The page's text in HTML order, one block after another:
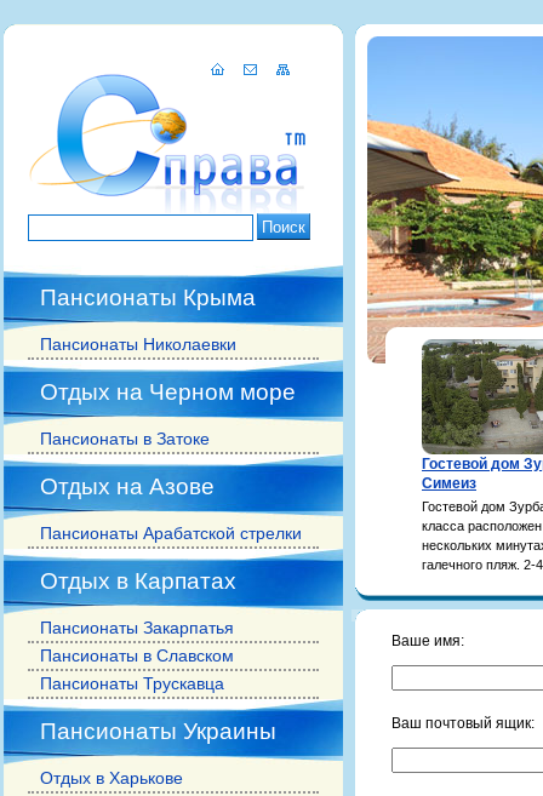
Пансионаты Крыма
Пансионаты Николаевки
Отдых на Черном море
Пансионаты в Затоке
Отдых на Азове
Пансионаты Арабатской стрелки
Отдых в Карпатах
Пансионаты Закарпатья
Пансионаты в Славском
Пансионаты Трускавца
Пансионаты Украины
Отдых в Харькове
Гостевой дом
Симеиз
Гостевой дом
класса
нескольких
галечного пляж. 2-
Ваше имя:
Ваш почтовый ящик: